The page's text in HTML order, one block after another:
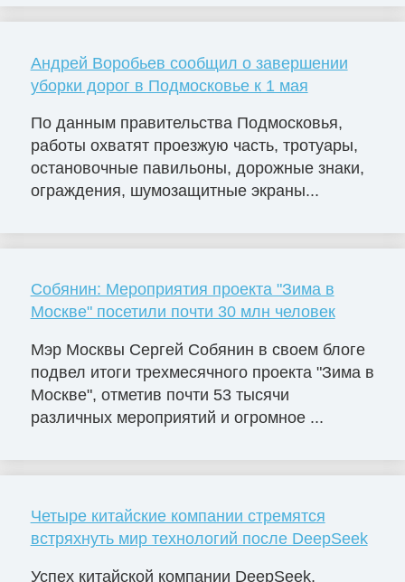
Андрей Воробьев сообщил о завершении
уборки дорог в Подмосковье к 1 мая
По данным правительства Подмосковья,
работы охватят проезжую часть, тротуары,
остановочные павильоны, дорожные знаки,
ограждения, шумозащитные экраны...
Собянин: Мероприятия проекта "Зима в
Москве" посетили почти 30 млн человек
Мэр Москвы Сергей Собянин в своем блоге
подвел итоги трехмесячного проекта "Зима в
Москве", отметив почти 53 тысячи
различных мероприятий и огромное ...
Четыре китайские компании стремятся
встряхнуть мир технологий после DeepSeek
Успех китайской компании DeepSeek,